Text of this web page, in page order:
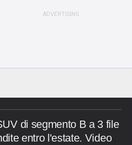
di segmento B a 3 file
entro l'estate. Video